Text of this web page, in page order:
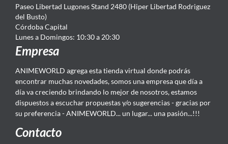
Paseo Libertad Lugones Stand 2480 (Hiper Libertad Rodriguez
del Busto)
Córdoba Capital
Lunes a Domingos: 10:30 a 20:30
Empresa
ANIMEWORLD agrega esta tienda virtual donde podrás
encontrar muchas novedades, somos una empresa que día a
día va creciendo brindando lo mejor de nosotros, estamos
dispuestos a escuchar propuestas y/o sugerencias - gracias por
su preferencia - ANIMEWORLD... un lugar... una pasión...!!!
Contacto